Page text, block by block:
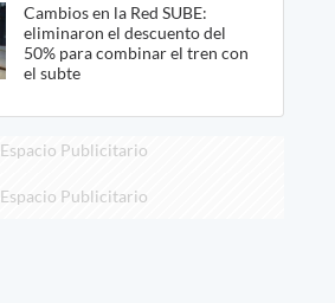
Cambios en la Red SUBE:
eliminaron el descuento del
50% para combinar el tren con
el subte
Espacio Publicitario
Espacio Publicitario